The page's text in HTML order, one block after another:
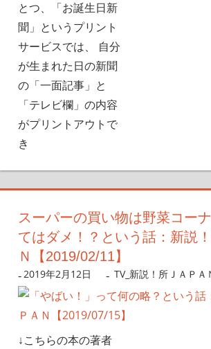
とつ、「お誕生日新
聞」というプリント
サービスでは、 自分
が生まれた日の新聞
の「一面記事」と
「テレビ欄」の内容
がプリントアウトで
き
スーパーの買い物は野菜コー
てはダメ！？という話：新説
Ｎ【2019/02/11】
2019年2月12日 nanigoto
TV_新説！所ＪＡＰＡ
↓こちらの本の著者